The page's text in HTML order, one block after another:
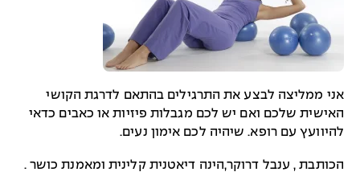
אני ממליצה לבצע את התרגילים בהתאם לדרגת הקושי
האישית שלכם ואם יש לכם מגבלות פיזיות או כאבים כדאי
להיוועץ עם רופא. שיהיה לכם אימון נעים.
הכותבת , ענבל דרוקר,הינה דיאטנית קלינית ומאמנת כושר .